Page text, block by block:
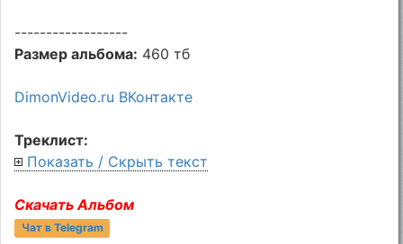
------------------
Размер альбома: 460 тб
DimonVideo.ru ВКонтакте
Треклист:
Показать / Скрыть текст
Скачать Альбом
Чат в Telegram